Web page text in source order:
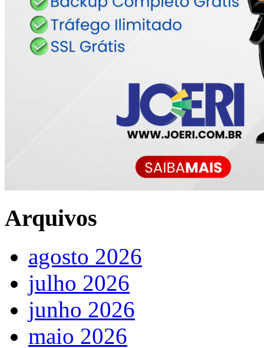
Arquivos
agosto 2026
julho 2026
junho 2026
maio 2026